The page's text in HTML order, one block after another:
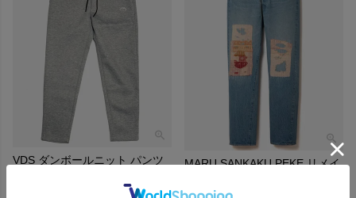
VDS ダンボールニット パンツ
MARU SANKAKU PEKE リメイ
約商品 10月]